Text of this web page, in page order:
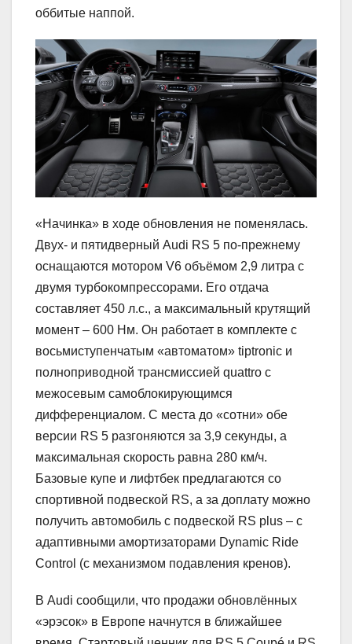
оббитые наппой.
«Начинка» в ходе обновления не поменялась.
Двух- и пятидверный Audi RS 5 по-прежнему
оснащаются мотором V6 объёмом 2,9 литра с
двумя турбокомпрессорами. Его отдача
составляет 450 л.с., а максимальный крутящий
момент – 600 Нм. Он работает в комплекте с
восьмиступенчатым «автоматом» tiptronic и
полноприводной трансмиссией quattro с
межосевым самоблокирующимся
дифференциалом. С места до «сотни» обе
версии RS 5 разгоняются за 3,9 секунды, а
максимальная скорость равна 280 км/ч.
Базовые купе и лифтбек предлагаются со
спортивной подвеской RS, а за доплату можно
получить автомобиль с подвеской RS plus – с
адаптивными амортизаторами Dynamic Ride
Control (с механизмом подавления кренов).
В Audi сообщили, что продажи обновлённых
«эрэсок» в Европе начнутся в ближайшее